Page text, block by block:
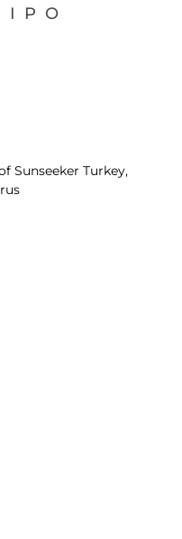
Sunseeker Turkey,